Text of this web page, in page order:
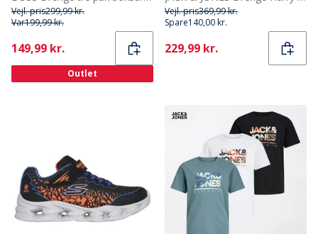
Vejl. pris299,99 kr.
Var199,99 kr.
Current
149,99 kr.
Outlet
Vejl. pris369,99 kr.
Spare140,00 kr.
Current
229,99 kr.